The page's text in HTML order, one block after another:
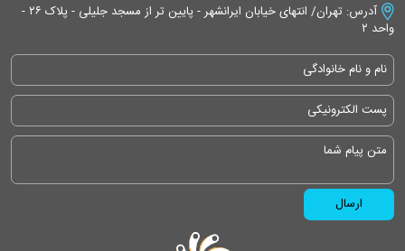
آدرس: تهران/ انتهای خیابان ایرانشهر - پایین تر از مسجد جلیلی - پلاک ۲۶ -
واحد ۲